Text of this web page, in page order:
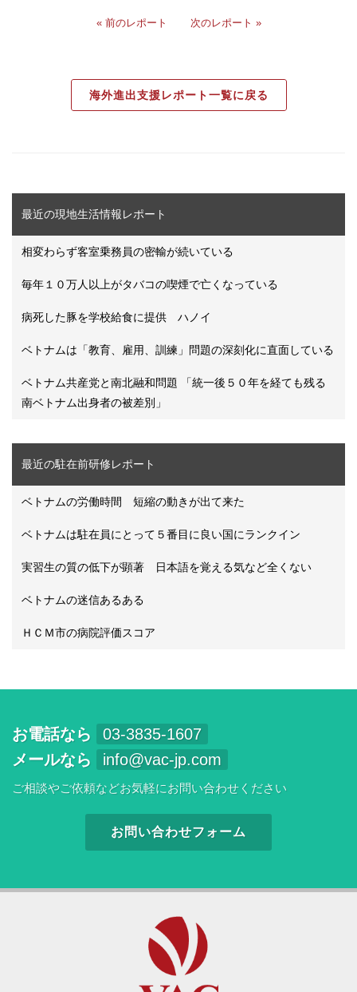
« 前のレポート 次のレポート »
海外進出支援レポート一覧に戻る
最近の現地生活情報レポート
相変わらず客室乗務員の密輸が続いている
毎年１０万人以上がタバコの喫煙で亡くなっている
病死した豚を学校給食に提供 ハノイ
ベトナムは「教育、雇用、訓練」問題の深刻化に直面している
ベトナム共産党と南北融和問題 「統一後５０年を経ても残る
南ベトナム出身者の被差別」
最近の駐在前研修レポート
ベトナムの労働時間 短縮の動きが出て来た
ベトナムは駐在員にとって５番目に良い国にランクイン
実習生の質の低下が顕著 日本語を覚える気など全くない
ベトナムの迷信あるある
ＨＣＭ市の病院評価スコア
お電話なら
03-3835-1607
メールなら
info@vac-jp.com
ご相談やご依頼などお気軽にお問い合わせください
お問い合わせフォーム